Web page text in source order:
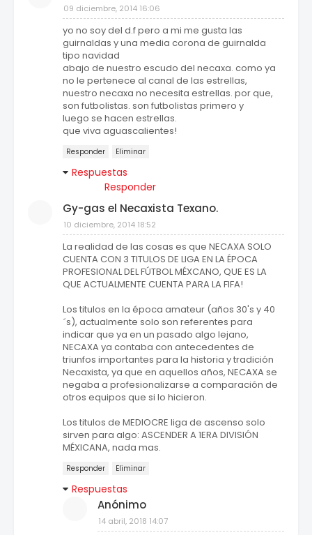
09 diciembre, 2014 16:06
yo no soy del d.f pero a mi me gusta las
guirnaldas y una media corona de guirnalda
tipo navidad
abajo de nuestro escudo del necaxa. como ya
no le pertenece al canal de las estrellas,
nuestro necaxa no necesita estrellas. por que,
son futbolistas. son futbolistas primero y
luego se hacen estrellas.
que viva aguascalientes!
Responder Eliminar
Respuestas
Responder
Gy-gas el Necaxista Texano.
10 diciembre, 2014 18:52
La realidad de las cosas es que NECAXA SOLO
CUENTA CON 3 TITULOS DE LIGA EN LA ÉPOCA
PROFESIONAL DEL FÚTBOL MÉXCANO, QUE ES LA
QUE ACTUALMENTE CUENTA PARA LA FIFA!
Los titulos en la época amateur (años 30's y 40
´s), actualmente solo son referentes para
indicar que ya en un pasado algo lejano,
NECAXA ya contaba con antecedentes de
triunfos importantes para la historia y tradición
Necaxista, ya que en aquellos años, NECAXA se
negaba a profesionalizarse a comparación de
otros equipos que si lo hicieron.
Los titulos de MEDIOCRE liga de ascenso solo
sirven para algo: ASCENDER A 1ERA DIVISIÓN
MÉXICANA, nada mas.
Responder Eliminar
Respuestas
Anónimo
14 abril, 2018 14:07